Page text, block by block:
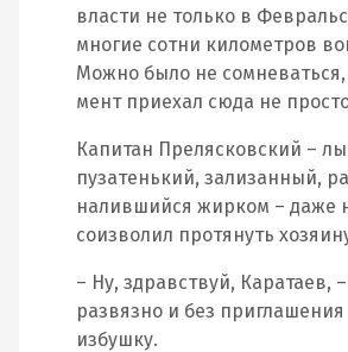
власти не только в
многие сотни километров
Можно было не сомневаться,
мент приехал сюда не
Капитан Прелясковский –
пузатенький, зализанный,
налившийся жирком – даже
соизволил протянуть
– Ну, здравствуй, Каратаев,
развязно и без
избушку.